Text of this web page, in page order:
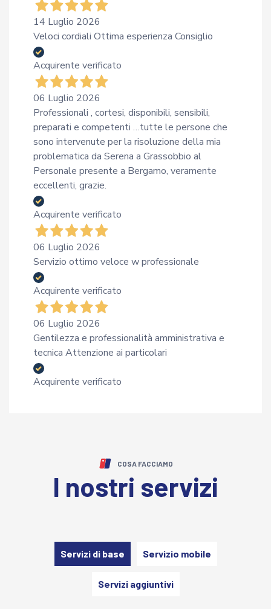
14 Luglio 2026
Veloci cordiali Ottima esperienza Consiglio
Acquirente verificato
06 Luglio 2026
Professionali , cortesi, disponibili, sensibili,
preparati e competenti …tutte le persone che
sono intervenute per la risoluzione della mia
problematica da Serena a Grassobbio al
Personale presente a Bergamo, veramente
eccellenti, grazie.
Acquirente verificato
06 Luglio 2026
Servizio ottimo veloce w professionale
Acquirente verificato
06 Luglio 2026
Gentilezza e professionalità amministrativa e
tecnica Attenzione ai particolari
Acquirente verificato
COSA FACCIAMO
I nostri servizi
Servizi di base Servizio mobile
Servizi aggiuntivi